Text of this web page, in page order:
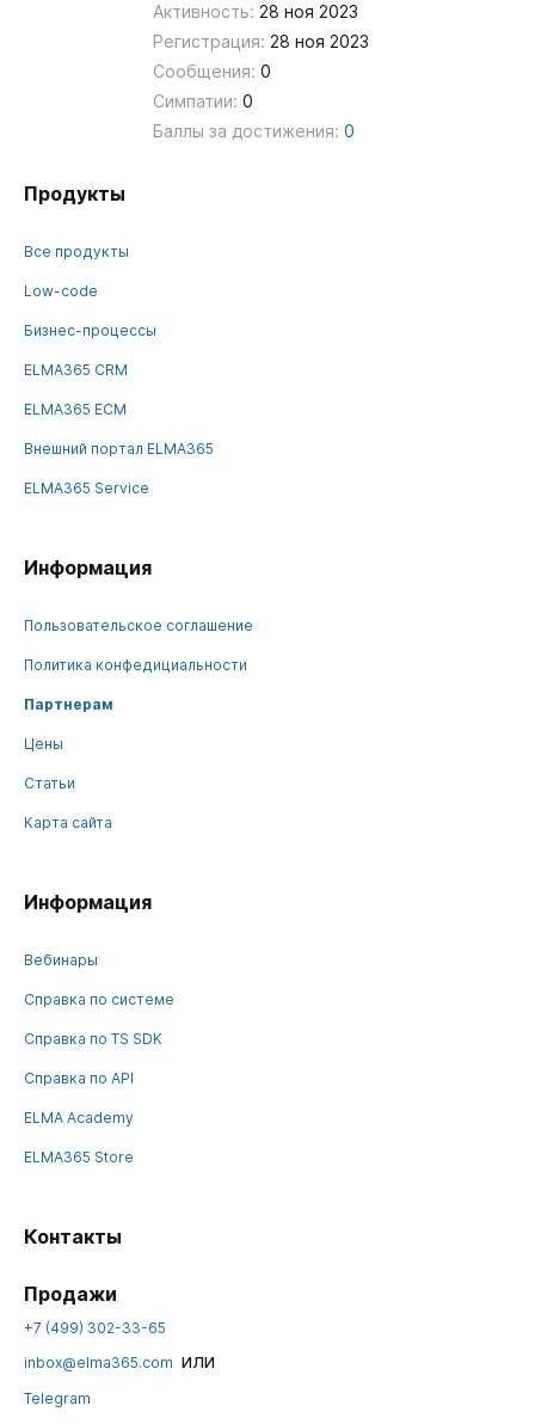
Активность: 28 ноя 2023
Регистрация: 28 ноя 2023
Сообщения: 0
Симпатии: 0
Баллы за достижения: 0
Продукты
Все продукты
Low-code
Бизнес-процессы
ELMA365 CRM
ELMA365 ECM
Внешний портал ELMA365
ELMA365 Service
Информация
Пользовательское соглашение
Политика конфедициальности
Партнерам
Цены
Статьи
Карта сайта
Информация
Вебинары
Справка по системе
Справка по TS SDK
Справка по API
ELMA Academy
ELMA365 Store
Контакты
Продажи
+7 (499) 302-33-65
inbox@elma365.com или
Telegram